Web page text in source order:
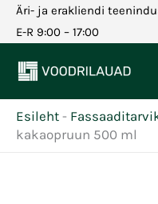
SkipÄri- ja erakliendi
E-R 9:00 – 17:00
Esileht -
kakaopruun 500 ml